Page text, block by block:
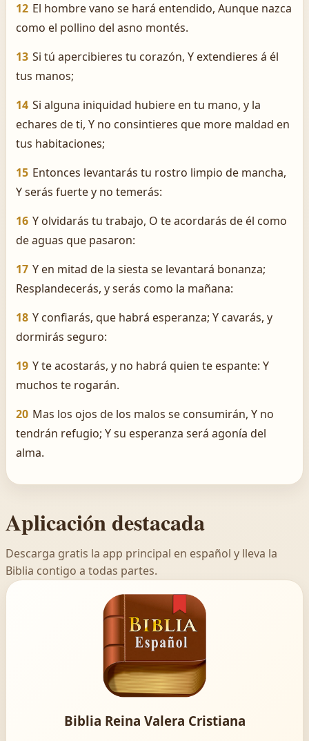
12 El hombre vano se hará entendido, Aunque nazca
como el pollino del asno montés.
13 Si tú apercibieres tu corazón, Y extendieres á él
tus manos;
14 Si alguna iniquidad hubiere en tu mano, y la
echares de ti, Y no consintieres que more maldad en
tus habitaciones;
15 Entonces levantarás tu rostro limpio de mancha,
Y serás fuerte y no temerás:
16 Y olvidarás tu trabajo, O te acordarás de él como
de aguas que pasaron:
17 Y en mitad de la siesta se levantará bonanza;
Resplandecerás, y serás como la mañana:
18 Y confiarás, que habrá esperanza; Y cavarás, y
dormirás seguro:
19 Y te acostarás, y no habrá quien te espante: Y
muchos te rogarán.
20 Mas los ojos de los malos se consumirán, Y no
tendrán refugio; Y su esperanza será agonía del
alma.
Aplicación destacada
Descarga gratis la app principal en español y lleva la
Biblia contigo a todas partes.
Biblia Reina Valera Cristiana